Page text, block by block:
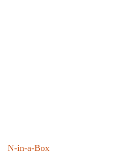
N-in-a-Box